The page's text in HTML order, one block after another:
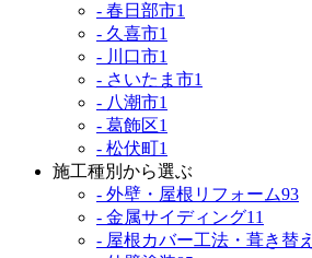
- 春日部市1
- 久喜市1
- 川口市1
- さいたま市1
- 八潮市1
- 葛飾区1
- 松伏町1
施工種別から選ぶ
- 外壁・屋根リフォーム93
- 金属サイディング11
- 屋根カバー工法・葺き替え